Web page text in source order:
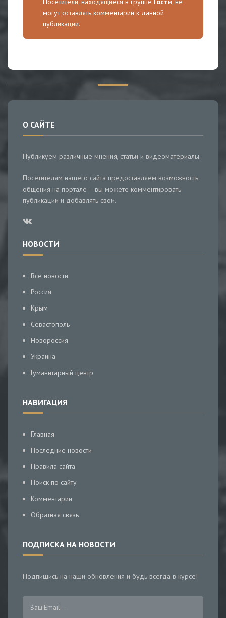
могут оставлять комментарии к данной
публикации.
О САЙТЕ
Публикуем различные мнения, статьи и видеоматериалы.
Посетителям нашего сайта предоставляем возможность
общения на портале – вы можете комментировать
публикации и добавлять свои.
НОВОСТИ
Все новости
Россия
Крым
Севастополь
Новороссия
Украина
Гуманитарный центр
НАВИГАЦИЯ
Главная
Последние новости
Правила сайта
Поиск по сайту
Комментарии
Обратная связь
ПОДПИСКА НА НОВОСТИ
Подпишись на наши обновления и будь всегда в курсе!